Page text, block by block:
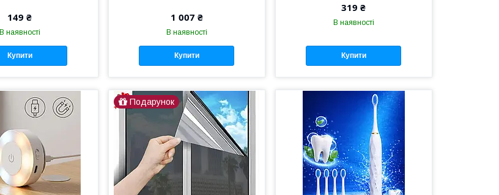
149 ₴
В наявності
Купити
1 007 ₴
В наявності
Купити
319 ₴
В наявності
Купити
Подарунок